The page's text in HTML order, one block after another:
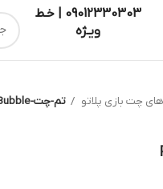
09012330303 | خـط
ویـژه
چت بازی پلاتو تم-چت-Platopalooza-Bubble